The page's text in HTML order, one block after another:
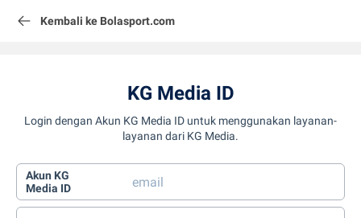
Kembali ke Bolasport.com
KG Media ID
Login dengan Akun KG Media ID untuk menggunakan layanan-
layanan dari KG Media.
Akun KG
Media ID